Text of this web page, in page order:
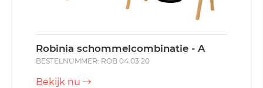
Robinia schommelcombinatie - A
BESTELNUMMER: ROB 04.03.20
Bekijk nu